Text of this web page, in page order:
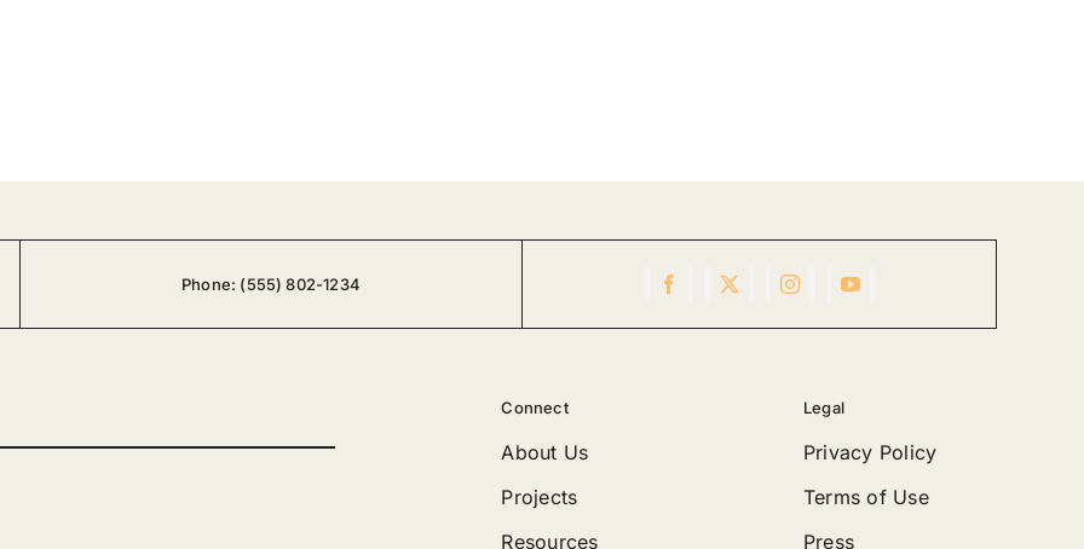
Phone: (555) 802-1234
Connect
About Us
Projects
Resources
Legal
Privacy Policy
Terms of Use
Press